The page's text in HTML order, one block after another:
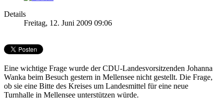
Details
Freitag, 12. Juni 2009 09:06
Eine wichtige Frage wurde der CDU-Landesvorsitzenden Johanna
Wanka beim Besuch gestern in Mellensee nicht gestellt. Die Frage,
ob sie eine Bitte des Kreises um Landesmittel für eine neue
Turnhalle in Mellensee unterstützen würde.